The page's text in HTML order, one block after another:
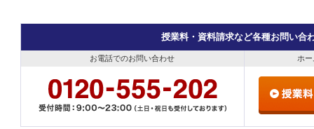
授業料・資料請求など各種お問い合
お電話でのお問い合わせ ホ